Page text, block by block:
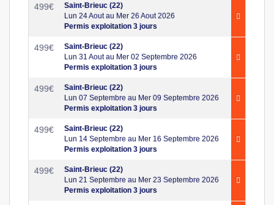
499€
Saint-Brieuc (22)
Lun 24 Aout au Mer 26 Aout 2026
Permis exploitation 3 jours
499€
Saint-Brieuc (22)
Lun 31 Aout au Mer 02 Septembre 2026
Permis exploitation 3 jours
499€
Saint-Brieuc (22)
Lun 07 Septembre au Mer 09 Septembre 2026
Permis exploitation 3 jours
499€
Saint-Brieuc (22)
Lun 14 Septembre au Mer 16 Septembre 2026
Permis exploitation 3 jours
499€
Saint-Brieuc (22)
Lun 21 Septembre au Mer 23 Septembre 2026
Permis exploitation 3 jours